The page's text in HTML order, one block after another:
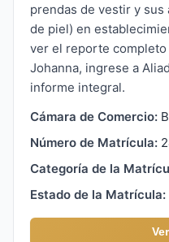
prendas de vestir y
de piel) en
ver el reporte completo
Johanna, ingrese a
informe integral.
Cámara de Comercio:
Número de Matrícula:
Categoría de la
Estado de la Matrícula: